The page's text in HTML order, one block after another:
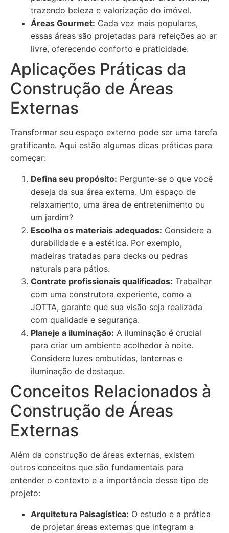
trazendo beleza e valorização do imóvel.
Áreas Gourmet: Cada vez mais populares,
essas áreas são projetadas para refeições ao ar
livre, oferecendo conforto e praticidade.
Aplicações Práticas da
Construção de Áreas
Externas
Transformar seu espaço externo pode ser uma tarefa
gratificante. Aqui estão algumas dicas práticas para
começar:
Defina seu propósito: Pergunte-se o que você
deseja da sua área externa. Um espaço de
relaxamento, uma área de entretenimento ou
um jardim?
Escolha os materiais adequados: Considere a
durabilidade e a estética. Por exemplo,
madeiras tratadas para decks ou pedras
naturais para pátios.
Contrate profissionais qualificados: Trabalhar
com uma construtora experiente, como a
JOTTA, garante que sua visão seja realizada
com qualidade e segurança.
Planeje a iluminação: A iluminação é crucial
para criar um ambiente acolhedor à noite.
Considere luzes embutidas, lanternas e
iluminação de destaque.
Conceitos Relacionados à
Construção de Áreas
Externas
Além da construção de áreas externas, existem
outros conceitos que são fundamentais para
entender o contexto e a importância desse tipo de
projeto:
Arquitetura Paisagística: O estudo e a prática
de projetar áreas externas que integram a